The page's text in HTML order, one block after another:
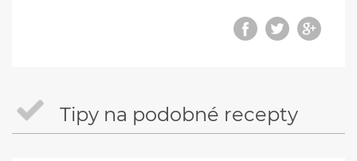
Tipy na podobné recepty